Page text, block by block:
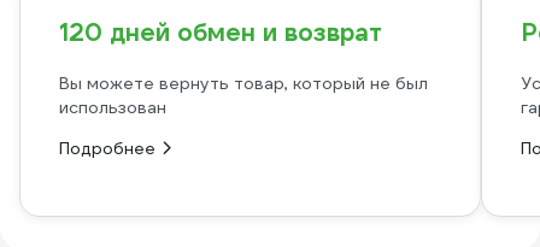
120 дней обмен и возврат
Вы можете вернуть товар, который не был
использован
Подробнее